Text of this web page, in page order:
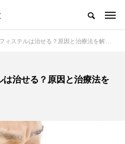
ィステルは治せる？原因と治療法を解説
治せる？原因と治療法を